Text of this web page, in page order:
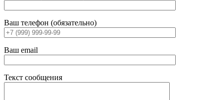
Ваш телефон (обязательно)
Ваш email
Текст сообщения